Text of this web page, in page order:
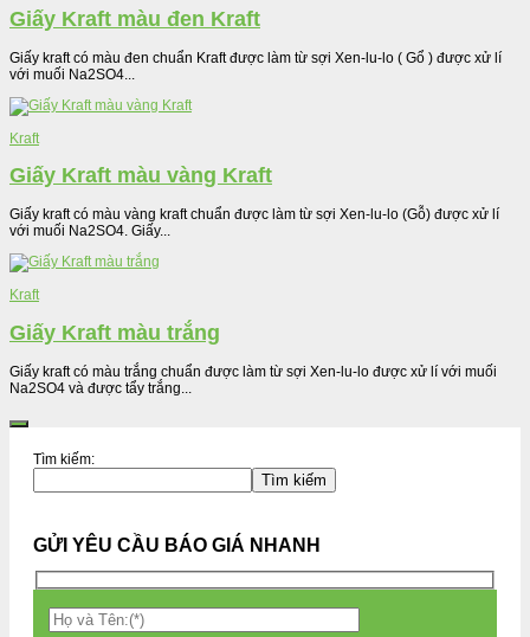
Giấy Kraft màu đen Kraft
Giấy kraft có màu đen chuẩn Kraft được làm từ sợi Xen-lu-lo ( Gổ ) được xử lí
với muối Na2SO4...
Kraft
Giấy Kraft màu vàng Kraft
Giấy kraft có màu vàng kraft chuẩn được làm từ sợi Xen-lu-lo (Gỗ) được xử lí
với muối Na2SO4. Giấy...
Kraft
Giấy Kraft màu trắng
Giấy kraft có màu trắng chuẩn được làm từ sợi Xen-lu-lo được xử lí với muối
Na2SO4 và được tẩy trắng...
Tìm kiếm:
Tìm kiếm
GỬI YÊU CẦU BÁO GIÁ NHANH